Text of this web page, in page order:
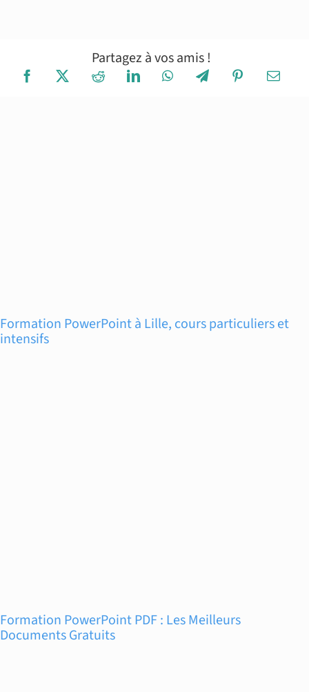
Partagez à vos amis !
Formation PowerPoint à Lille, cours particuliers et
intensifs
Formation PowerPoint PDF : Les Meilleurs
Documents Gratuits